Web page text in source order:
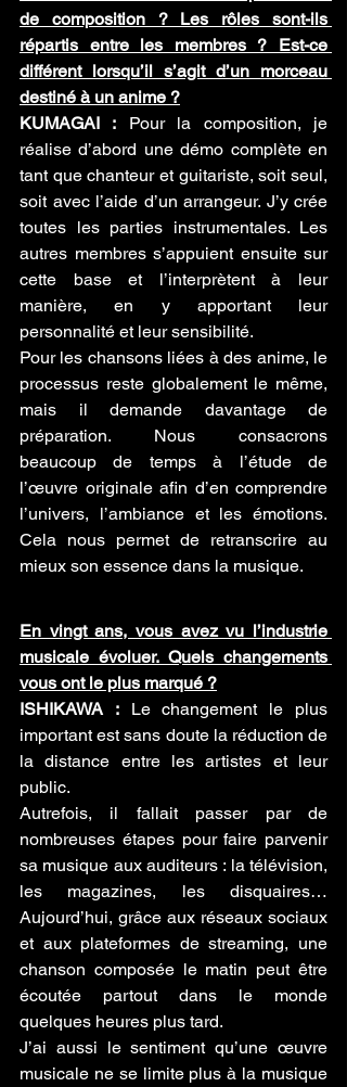
de composition ? Les rôles sont-ils
répartis entre les membres ? Est-ce
différent lorsqu’il s’agit d’un morceau
destiné à un anime ?
KUMAGAI : Pour la composition, je
réalise d’abord une démo complète en
tant que chanteur et guitariste, soit seul,
soit avec l’aide d’un arrangeur. J’y crée
toutes les parties instrumentales. Les
autres membres s’appuient ensuite sur
cette base et l’interprètent à leur
manière, en y apportant leur
personnalité et leur sensibilité.
Pour les chansons liées à des anime, le
processus reste globalement le même,
mais il demande davantage de
préparation. Nous consacrons
beaucoup de temps à l’étude de
l’œuvre originale afin d’en comprendre
l’univers, l’ambiance et les émotions.
Cela nous permet de retranscrire au
mieux son essence dans la musique.
En vingt ans, vous avez vu l’industrie
musicale évoluer. Quels changements
vous ont le plus marqué ?
ISHIKAWA : Le changement le plus
important est sans doute la réduction de
la distance entre les artistes et leur
public.
Autrefois, il fallait passer par de
nombreuses étapes pour faire parvenir
sa musique aux auditeurs : la télévision,
les magazines, les disquaires…
Aujourd’hui, grâce aux réseaux sociaux
et aux plateformes de streaming, une
chanson composée le matin peut être
écoutée partout dans le monde
quelques heures plus tard.
J’ai aussi le sentiment qu’une œuvre
musicale ne se limite plus à la musique